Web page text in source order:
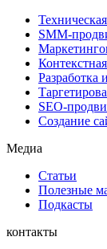
SMM-
Разработка
SEO-
Создание
Медиа
Статьи
Полезные
Подкасты
контакты